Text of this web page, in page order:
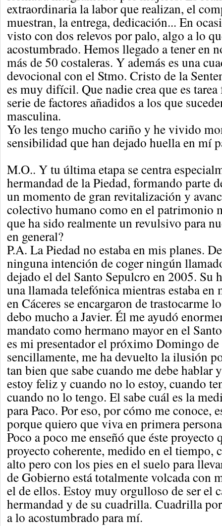
extraordinaria la labor que realizan, el
muestran, la entrega, dedicación... En
visto con dos relevos por palo, algo a lo
acostumbrado. Hemos llegado a tener en
más de 50 costaleras. Y además es una
devocional con el Stmo. Cristo de la
es muy difícil. Que nadie crea que es
serie de factores añadidos a los que
masculina.
Yo les tengo mucho cariño y he vivido
sensibilidad que han dejado huella en mí
M.O.. Y tu última etapa se centra
hermandad de la Piedad, formando parte
un momento de gran revitalización y
colectivo humano como en el patrimonio
que ha sido realmente un revulsivo para
en general?
P.A. La Piedad no estaba en mis planes.
ninguna intención de coger ningún
dejado el del Santo Sepulcro en 2005. Su
una llamada telefónica mientras estaba
en Cáceres se encargaron de trastocarme
debo mucho a Javier. Él me ayudó
mandato como hermano mayor en el
es mi presentador el próximo Domingo de
sencillamente, me ha devuelto la ilusión
tan bien que sabe cuando me debe hablar
estoy feliz y cuando no lo estoy, cuando
cuando no lo tengo. El sabe cuál es la
para Paco. Por eso, por cómo me conoce,
porque quiero que viva en primera
Poco a poco me enseñó que éste proyecto
proyecto coherente, medido en el tiempo,
alto pero con los pies en el suelo para
de Gobierno está totalmente volcada con
el de ellos. Estoy muy orgulloso de ser el
hermandad y de su cuadrilla. Cuadrilla
a lo acostumbrado para mí.